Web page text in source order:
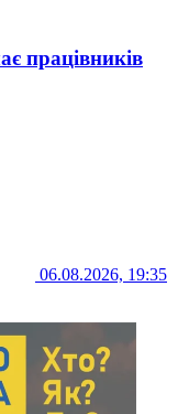
працівників
06.08.2026, 19:35